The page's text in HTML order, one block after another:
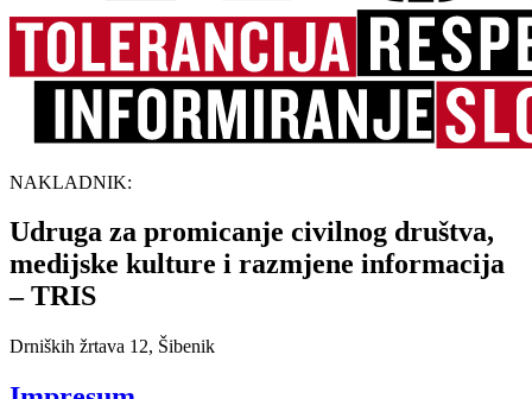
NAKLADNIK:
Udruga za promicanje civilnog društva,
medijske kulture i razmjene informacija
– TRIS
Drniških žrtava 12, Šibenik